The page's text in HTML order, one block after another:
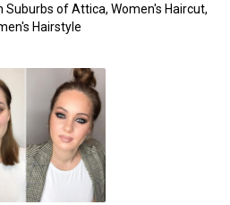
Suburbs of Attica, Women's Haircut,
Hairstyle